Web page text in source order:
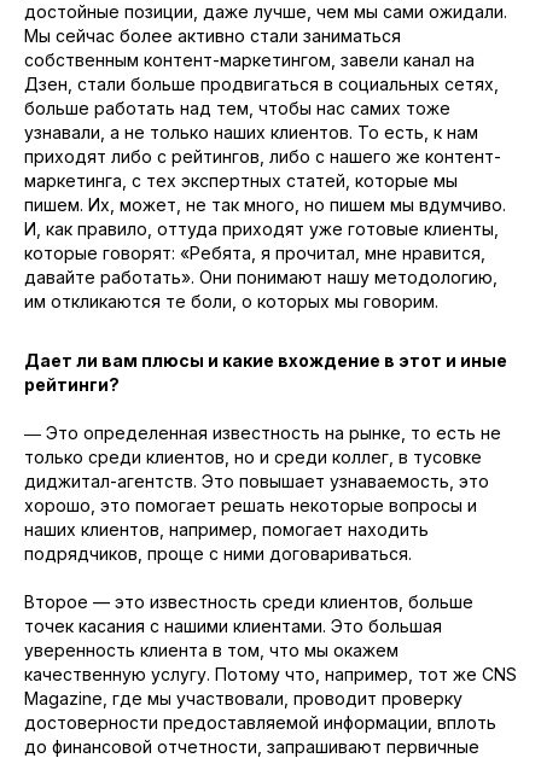
достойные позиции, даже лучше, чем мы сами ожидали.
Мы сейчас более активно стали заниматься
собственным контент-маркетингом, завели канал на
Дзен, стали больше продвигаться в социальных сетях,
больше работать над тем, чтобы нас самих тоже
узнавали, а не только наших клиентов. То есть, к нам
приходят либо с рейтингов, либо с нашего же контент-
маркетинга, с тех экспертных статей, которые мы
пишем. Их, может, не так много, но пишем мы вдумчиво.
И, как правило, оттуда приходят уже готовые клиенты,
которые говорят: «Ребята, я прочитал, мне нравится,
давайте работать». Они понимают нашу методологию,
им откликаются те боли, о которых мы говорим.
Дает ли вам плюсы и какие вхождение в этот и иные
рейтинги?
― Это определенная известность на рынке, то есть не
только среди клиентов, но и среди коллег, в тусовке
диджитал-агентств. Это повышает узнаваемость, это
хорошо, это помогает решать некоторые вопросы и
наших клиентов, например, помогает находить
подрядчиков, проще с ними договариваться.
Второе — это известность среди клиентов, больше
точек касания с нашими клиентами. Это большая
уверенность клиента в том, что мы окажем
качественную услугу. Потому что, например, тот же CNS
Magazine, где мы участвовали, проводит проверку
достоверности предоставляемой информации, вплоть
до финансовой отчетности, запрашивают первичные